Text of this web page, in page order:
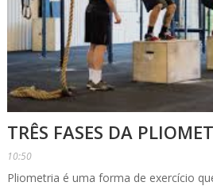
TRÊS FASES DA
10:50
Pliometria é uma forma de exercício